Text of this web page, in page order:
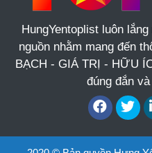
HungYentoplist luôn
nguồn nhằm mang đến
BẠCH - GIÁ TRỊ - HỮU
đúng đắn